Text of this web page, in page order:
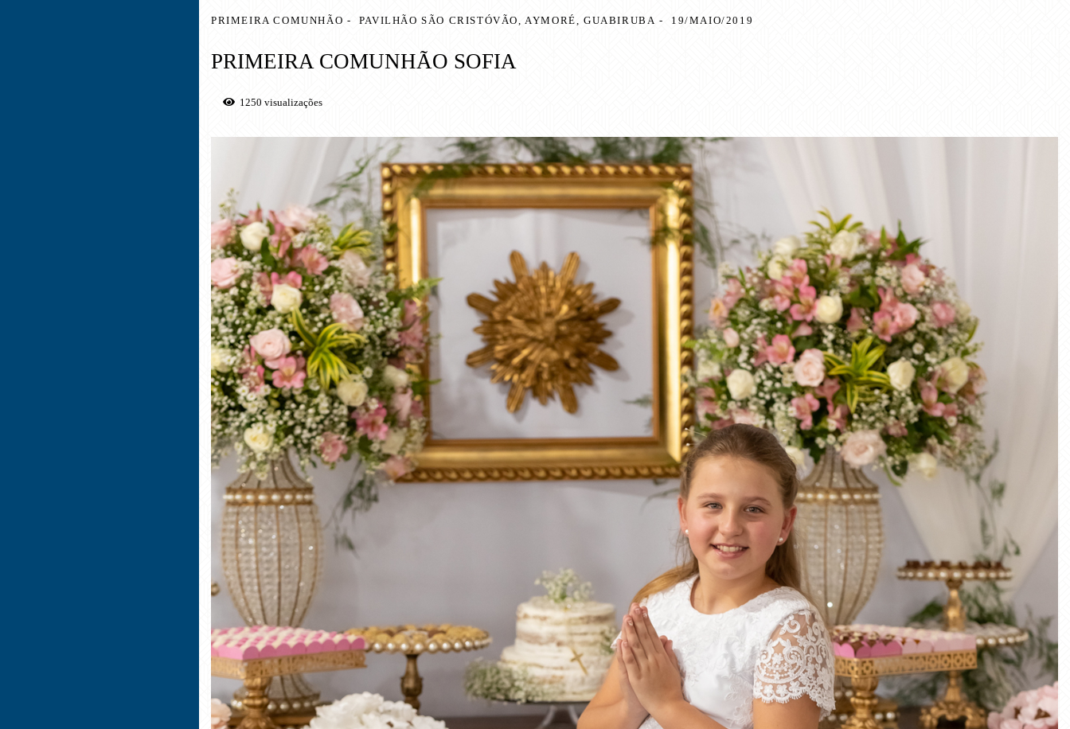
PRIMEIRA COMUNHÃO PAVILHÃO SÃO CRISTÓVÃO, AYMORÉ, GUABIRUBA 19/MAIO/2019
PRIMEIRA COMUNHÃO SOFIA
1250 visualizações